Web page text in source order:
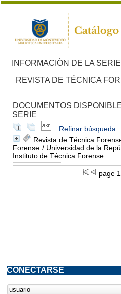
INFORMACIÓN DE LA SERIE
REVISTA DE TÉCNICA
DOCUMENTOS
SERIE
Refinar búsqueda
Revista de Técnica
Forense / Universidad de la
Instituto de Técnica Forense
page
CONECTARSE